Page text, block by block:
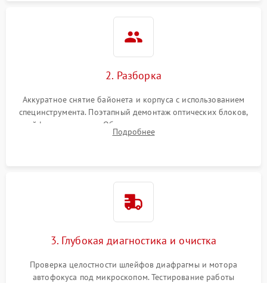
2. Разборка
Аккуратное снятие байонета и корпуса с использованием
специнструмента. Поэтапный демонтаж оптических блоков,
шлейфов и приводов. Обязательная маркировка положения
линзовых групп для сохранения заводской центровки при
Подробнее
3. Глубокая диагностика и очистка
Проверка целостности шлейфов диафрагмы и мотора
автофокуса под микроскопом. Тестирование работы